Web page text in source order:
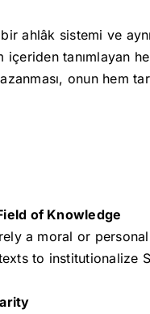
ahlâk sistemi ve
tanımlayan
onun hem
of Knowledge
a moral or
to institutionalize